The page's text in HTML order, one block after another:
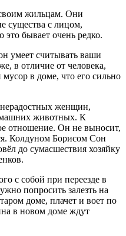
жильцам. Они
существа с лицом,
бывает очень редко.
умеет считывать ваши
в отличие от человека,
мусор в доме, что его сильно
женщин,
животных. К
отношение. Он не выносит,
Колдуном Борисом Сон
до сумасшествия хозяйку
с собой при переезде в
попросить залезть на
доме, плачет и воет по
в новом доме ждут